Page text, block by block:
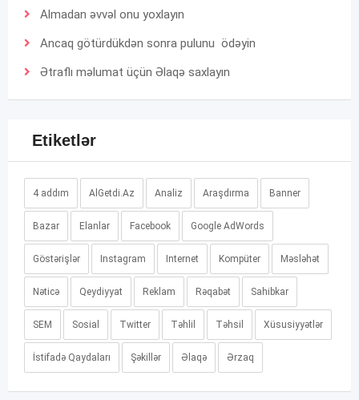
Almadan əvvəl onu yoxlayın
Ancaq götürdükdən sonra pulunu ödəyin
Ətraflı məlumat üçün Əlaqə saxlayın
Etiketlər
4 addım AlGetdi.Az Analiz Araşdırma Banner
Bazar Elanlar Facebook Google AdWords
Göstərişlər Instagram Internet Kompüter Məsləhət
Nəticə Qeydiyyat Reklam Rəqabət Sahibkar
SEM Sosial Twitter Təhlil Təhsil Xüsusiyyətlər
İstifadə Qaydaları Şəkillər Əlaqə Ərzaq